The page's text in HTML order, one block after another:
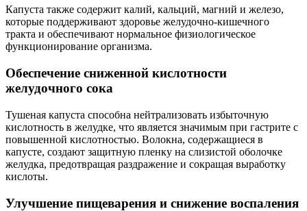
Капуста также содержит калий, кальций, магний и железо,
которые поддерживают здоровье желудочно-кишечного
тракта и обеспечивают нормальное физиологическое
функционирование организма.
Обеспечение сниженной кислотности
желудочного сока
Тушеная капуста способна нейтрализовать избыточную
кислотность в желудке, что является значимым при гастрите с
повышенной кислотностью. Волокна, содержащиеся в
капусте, создают защитную пленку на слизистой оболочке
желудка, предотвращая раздражение и сокращая выработку
кислоты.
Улучшение пищеварения и снижение воспаления